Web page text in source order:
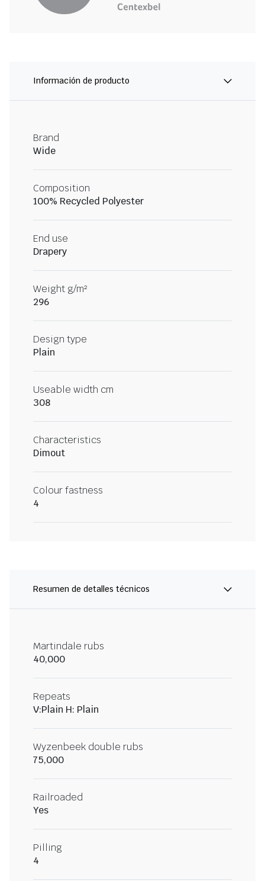
Información de producto
Brand
Wide
Composition
100% Recycled Polyester
End use
Drapery
Weight g/m²
296
Design type
Plain
Useable width cm
308
Characteristics
Dimout
Colour fastness
4
Resumen de detalles técnicos
Martindale rubs
40,000
Repeats
V:Plain H: Plain
Wyzenbeek double rubs
75,000
Railroaded
Yes
Pilling
4